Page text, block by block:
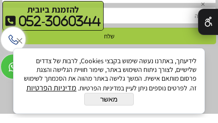
להזמנת ביובית
052-3060344
✕
לידיעתך, באתרנו נעשה שימוש בקבצי Cookies, לרבות של צדדים
שלישיים, לצורך ניתוח השימוש באתר, שיפור חוויית הגלישה והצגת
פרסום מותאם אישית. המשך גלישה באתר מהווה את הסכמתך לשימוש
זה. לפרטים נוספים ניתן לעיין במדיניות הפרטיות. מדיניות הפרטיות
מאשר